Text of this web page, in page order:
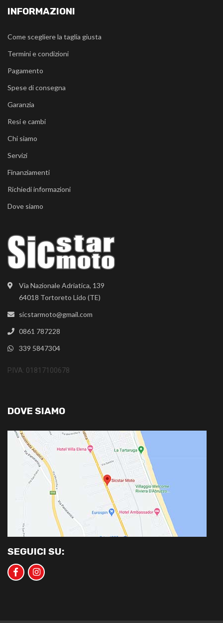
Via Nazionale Adriatica, 139
64018 Tortoreto Lido (TE)
sicstarmoto@gmail.com
0861 787228
339 5847304
P.IVA: 01817100678
INFORMAZIONI
Come scegliere la taglia giusta
Termini e condizioni
Pagamento
Spese di consegna
Garanzia
Resi e cambi
Chi siamo
Servizi
Finanziamenti
Richiedi informazioni
Dove siamo
DOVE SIAMO
SEGUICI SU: